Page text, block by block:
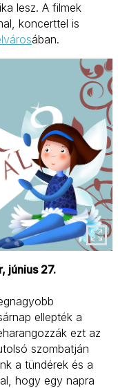
lesz. A filmek
koncerttel is
ában.
június 27.
ellepték a
ezt az
szombatján
a tündérek és a
hogy egy napra